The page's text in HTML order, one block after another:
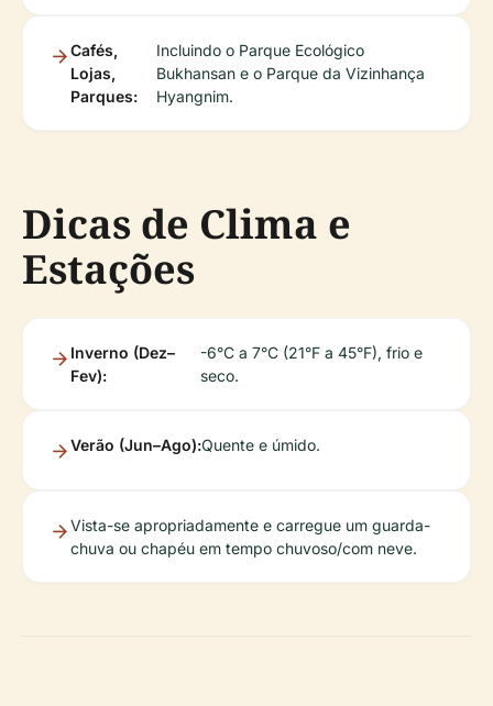
Cafés,
Lojas,
Parques:
Incluindo o Parque Ecológico
Bukhansan e o Parque da Vizinhança
Hyangnim.
Dicas de Clima e
Estações
Inverno (Dez–
Fev):
-6°C a 7°C (21°F a 45°F), frio e
seco.
Verão (Jun–Ago):Quente e úmido.
Vista-se apropriadamente e carregue um guarda-
chuva ou chapéu em tempo chuvoso/com neve.